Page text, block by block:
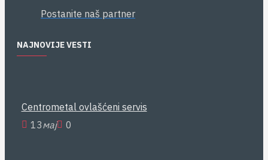
Postanite naš partner
NAJNOVIJE VESTI
Centrometal ovlašćeni servis
13мај 0